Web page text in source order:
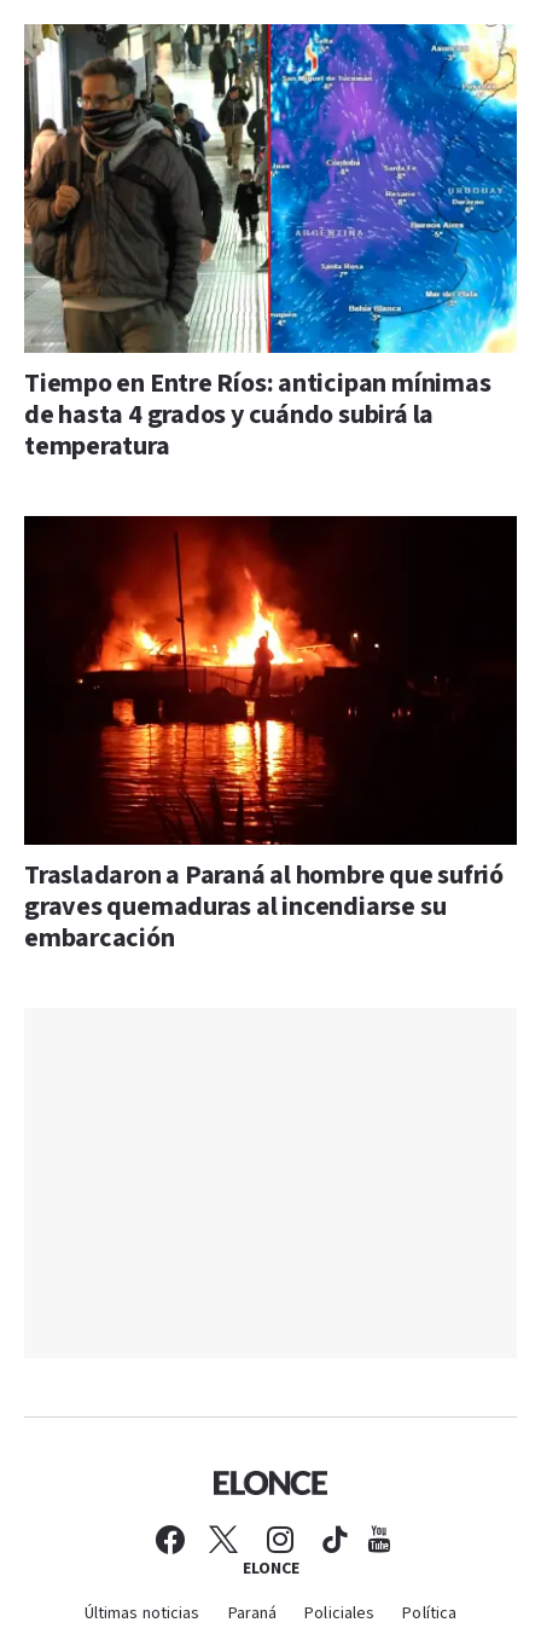
Tiempo en Entre Ríos: anticipan mínimas
de hasta 4 grados y cuándo subirá la
temperatura
Trasladaron a Paraná al hombre que sufrió
graves quemaduras al incendiarse su
embarcación
ELONCE
Últimas noticias Paraná Policiales Política